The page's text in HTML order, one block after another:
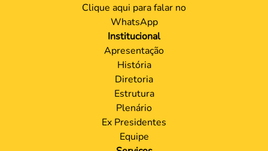
Clique aqui para falar no
WhatsApp
Institucional
Apresentação
História
Diretoria
Estrutura
Plenário
Ex Presidentes
Equipe